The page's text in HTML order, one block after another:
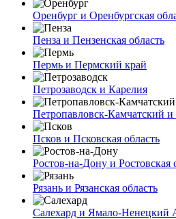
Оренбург и Оренбургская
Пенза и Пензенская область
Пермь и Пермский край
Петрозаводск и Карелия
Петропавловск-Камчатский
Псков и Псковская область
Ростов-на-Дону и Ростовская
Рязань и Рязанская область
Салехард и Ямало-Ненецкий